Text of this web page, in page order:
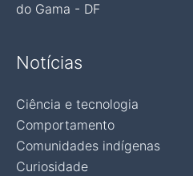
do Gama - DF
Notícias
Ciência e tecnologia
Comportamento
Comunidades indígenas
Curiosidade